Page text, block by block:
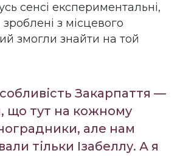
сенсі експериментальні,
з місцевого
змогли знайти на той
Закарпаття —
що тут на кожному
але нам
тільки Ізабеллу. А я